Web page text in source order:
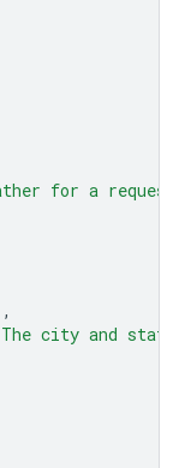
for a
,
city and